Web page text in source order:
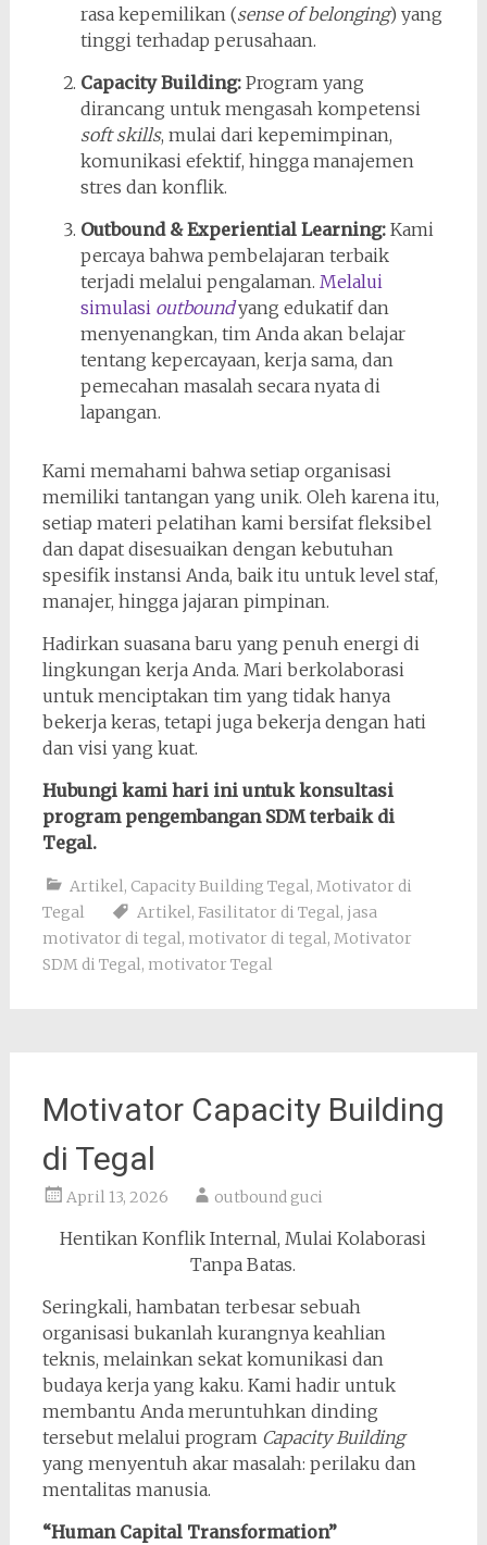
rasa kepemilikan (sense of belonging) yang
tinggi terhadap perusahaan.
Capacity Building:Program yang
dirancang untuk mengasah kompetensi
soft skills, mulai dari kepemimpinan,
komunikasi efektif, hingga manajemen
stres dan konflik.
Outbound & Experiential Learning:Kami
percaya bahwa pembelajaran terbaik
terjadi melalui pengalaman. Melalui
simulasi outbound yang edukatif dan
menyenangkan, tim Anda akan belajar
tentang kepercayaan, kerja sama, dan
pemecahan masalah secara nyata di
lapangan.
Kami memahami bahwa setiap organisasi
memiliki tantangan yang unik. Oleh karena itu,
setiap materi pelatihan kami bersifat fleksibel
dan dapat disesuaikan dengan kebutuhan
spesifik instansi Anda, baik itu untuk level staf,
manajer, hingga jajaran pimpinan.
Hadirkan suasana baru yang penuh energi di
lingkungan kerja Anda. Mari berkolaborasi
untuk menciptakan tim yang tidak hanya
bekerja keras, tetapi juga bekerja dengan hati
dan visi yang kuat.
Hubungi kami hari ini untuk konsultasi
program pengembangan SDM terbaik di
Tegal.
Artikel, Capacity Building Tegal, Motivator di
Tegal
Artikel, Fasilitator di Tegal, jasa
motivator di tegal, motivator di tegal, Motivator
SDM di Tegal, motivator Tegal
Motivator Capacity Building
di Tegal
April 13, 2026 outbound guci
Hentikan Konflik Internal, Mulai Kolaborasi
Tanpa Batas.
Seringkali, hambatan terbesar sebuah
organisasi bukanlah kurangnya keahlian
teknis, melainkan sekat komunikasi dan
budaya kerja yang kaku. Kami hadir untuk
membantu Anda meruntuhkan dinding
tersebut melalui program Capacity Building
yang menyentuh akar masalah: perilaku dan
mentalitas manusia.
“Human Capital Transformation”